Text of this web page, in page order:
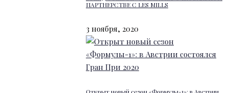
ПАРТНЕРСТВЕ С LES MILLS
3 ноября, 2020
Открыт новый сезон «Формулы-1»: в Австрии